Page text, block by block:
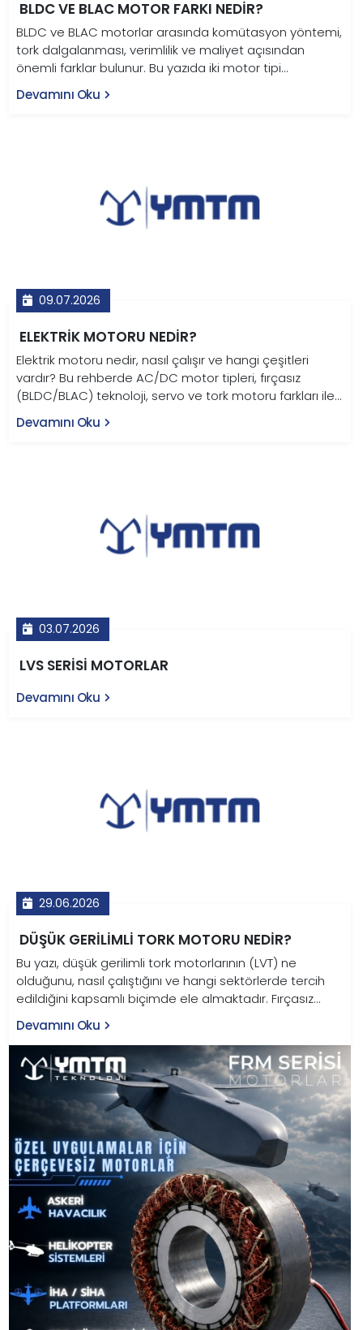
BLDC VE BLAC MOTOR FARKI NEDIR?
BLDC ve BLAC motorlar arasında komütasyon yöntemi,
tork dalgalanması, verimlilik ve maliyet açısından
önemli farklar bulunur. Bu yazıda iki motor tipi
karşılaştırmalı tablo ve grafiklerle teknik olarak ele
alınıyor.
Devamını Oku
09.07.2026
ELEKTRIK MOTORU NEDIR?
Elektrik motoru nedir, nasıl çalışır ve hangi çeşitleri
vardır? Bu rehberde AC/DC motor tipleri, fırçasız
(BLDC/BLAC) teknoloji, servo ve tork motoru farkları ile
endüstriyel kullanım alanları YMTM Teknoloji
uzmanlığıyla anlatılıyor.
Devamını Oku
03.07.2026
LVS SERİSİ MOTORLAR
Devamını Oku
29.06.2026
DÜŞÜK GERILIMLI TORK MOTORU NEDIR?
Bu yazı, düşük gerilimli tork motorlarının (LVT) ne
olduğunu, nasıl çalıştığını ve hangi sektörlerde tercih
edildiğini kapsamlı biçimde ele almaktadır. Fırçasız
sürekli mıknatıslı senkron motor mimarisine sahip LVT
motorlar; 12V–48V arasında çalışarak redüktöre ihtiyaç
duymadan yüksek moment üretir. Savunma sanayi,
endüstriyel robotik, tarım makineleri, elektrikli taşıtlar ve
medikal ekipman başta olmak üzere pek çok kritik
alanda kullanılan bu motorlar; dişli boşluğu olmaması,
sessiz çalışma, düşük bakım maliyeti ve uzun ömür gibi
avantajlarıyla geleneksel motor-redüktör
kombinasyonlarına üstün gelir. YMTM Teknoloji'nin yerli
tasarım ve üretim anlayışıyla geliştirdiği LVT serisi
motorlar, Türkiye'nin kritik teknoloji ihtiyaçlarına
rekabetçi çözümler sunmaktadır.
Devamını Oku